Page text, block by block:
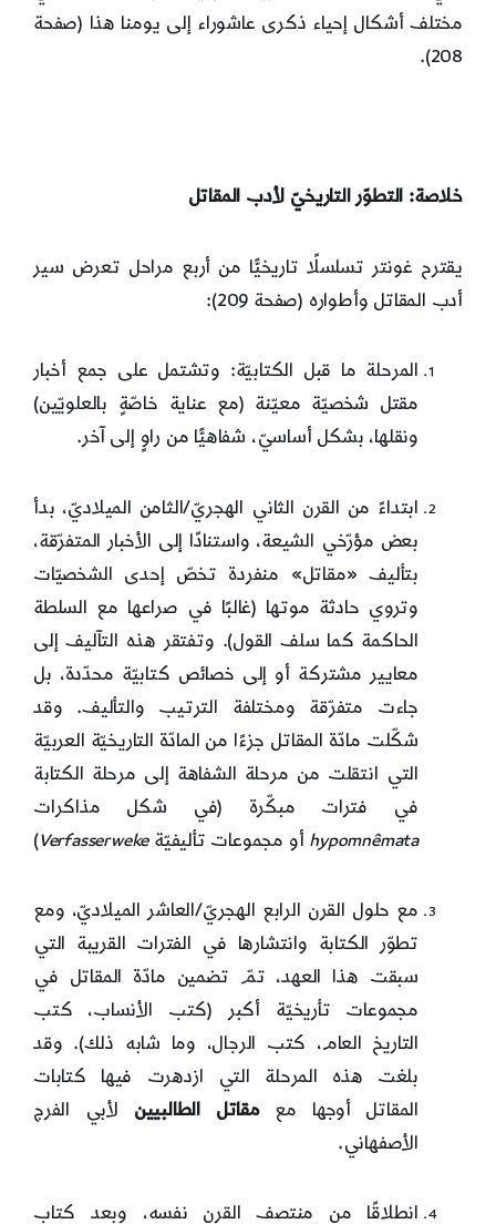
مختلف أشكال إحياء ذكرى عاشوراء إلى يومنا هذا (صفحة
208).
خلاصة: التطوّر التاريخيّ لأدب المقاتل
يقترح غونتر تسلسلًا تاريخيًّا من أربع مراحل تعرض سير
أدب المقاتل وأطواره (صفحة 209):
المرحلة ما قبل الكتابيّة: وتشتمل على جمع أخبار
مقتل شخصيّة معيّنة (مع عناية خاصّةٍ بالعلويّين)
ونقلها، بشكل أساسيّ، شفاهيًّا من راوٍ إلى آخر.
ابتداءً من القرن الثاني الهجريّ/الثامن الميلاديّ، بدأ
بعض مؤرّخي الشيعة، واستنادًا إلى الأخبار المتفرّقة،
بتأليف «مقاتل» منفردة تخصّ إحدى الشخصيّات
وتروي حادثة موتها (غالبًا في صراعها مع السلطة
الحاكمة كما سلف القول). وتفتقر هذه التآليف إلى
معايير مشتركة أو إلى خصائص كتابيّة محدّدة، بل
جاءت متفرّقة ومختلفة الترتيب والتأليف. وقد
شكّلت مادّة المقاتل جزءًا من المادّة التاريخيّة العربيّة
التي انتقلت من مرحلة الشفاهة إلى مرحلة الكتابة
في فترات مبكّرة (في شكل مذاكرات
hypomnêmata أو مجموعات تأليفيّةVerfasserweke
)
مع حلول القرن الرابع الهجريّ/العاشر الميلاديّ، ومع
تطوّر الكتابة وانتشارها في الفترات القريبة التي
سبقت هذا العهد، تمّ تضمين مادّة المقاتل في
مجموعات تأريخيّة أكبر (كتب الأنساب، كتب
التاريخ العام، كتب الرجال، وما شابه ذلك). وقد
بلغت هذه المرحلة التي ازدهرت فيها كتابات
المقاتل أوجها معمقاتل الطالبيين لأبي الفرج
الأصفهاني.
انطلاقًا من منتصف القرن نفسه، وبعد كتاب